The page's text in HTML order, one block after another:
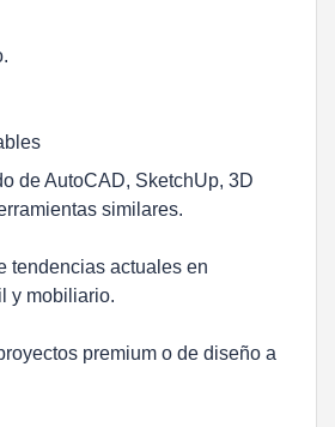
de AutoCAD, SketchUp, 3D
similares.
tendencias actuales en
y mobiliario.
premium o de diseño a